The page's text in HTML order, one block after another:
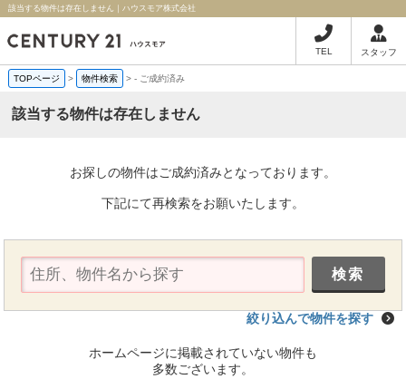
該当する物件は存在しません｜ハウスモア株式会社
TEL スタッフ
TOPページ > 物件検索 >- ご成約済み
該当する物件は存在しません
お探しの物件はご成約済みとなっております。
下記にて再検索をお願いたします。
絞り込んで物件を探す
ホームページに掲載されていない物件も
多数ございます。